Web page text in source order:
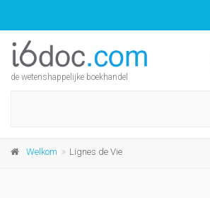
de wetenshappelijke boekhandel
Welkom Lignes de Vie